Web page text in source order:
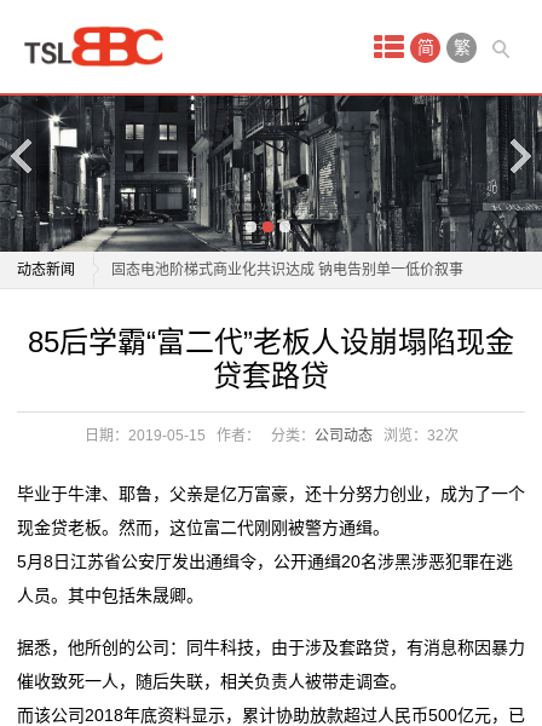
简 繁
动态新闻
商用车电池进入“AI时代”？亿纬锂能亮出开源电池4.0
固态电池阶梯式商业化共识达成 钠电告别单一低价叙事
资机遇凸显
补齐电动自行车锂电池回收“最后一公里”短板
电动轮椅拆了电池、坐垫算“净重”？商家退款赔钱！
落子深耕 山东打造
这位全国人大代表带来“小电池”建议，关乎千家万户续
航
比亚迪第二代刀片电池暨闪充技术发布会定档3月5日晚
固态电池阶梯式商业化共识达成 钠电告别单一低价叙事
宁德时代“超级科技日”将于4月21日举办 电池新技术投
资机遇凸显
电动轮椅拆了电池、坐垫算“净重”？商家退款赔钱！
开局“十五五” 奋斗正当时·干事创业 担当尽责丨龙头企业
落子深耕 山东打造
这位全国人大代表带来“小电池”建议，关乎千家万户续
钠电池打响突围战，何时能“挑大梁”？
85后学霸“富二代”老板人设崩塌陷现金
贷套路贷
日期：2019-05-15 作者： 分类： 公司动态 浏览： 32次
毕业于牛津、耶鲁，父亲是亿万富豪，还十分努力创业，成为了一个
现金贷老板。然而，这位富二代刚刚被警方通缉。
5月8日江苏省公安厅发出通缉令，公开通缉20名涉黑涉恶犯罪在逃
人员。其中包括朱晟卿。
据悉，他所创的公司：同牛科技，由于涉及套路贷，有消息称因暴力
催收致死一人，随后失联，相关负责人被带走调查。
而该公司2018年底资料显示，累计协助放款超过人民币500亿元，已
产
品
中